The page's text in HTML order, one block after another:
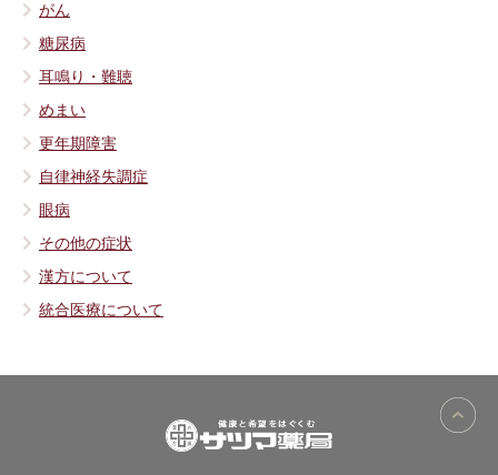
がん
糖尿病
耳鳴り・難聴
めまい
更年期障害
自律神経失調症
眼病
その他の症状
漢方について
統合医療について